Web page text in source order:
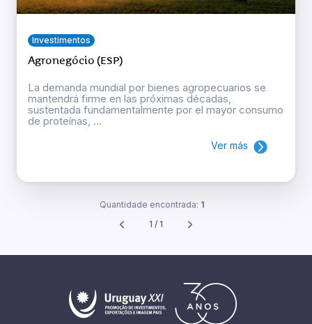
Investimentos
Agronegócio (ESP)
La demanda mundial por bienes agropecuarios se
mantendrá firme en las próximas décadas,
sustentada fundamentalmente por el mayor consumo
de proteínas, ...
Ver más
Quantidade encontrada: 1
1 / 1